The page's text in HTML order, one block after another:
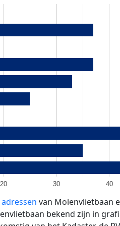
20 30 40
van Molenvlietbaan
bekend zijn in